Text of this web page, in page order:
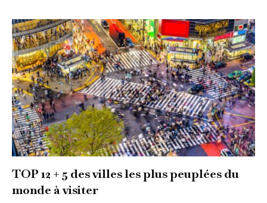
TOP 12 + 5 des villes les plus peuplées du
monde à visiter